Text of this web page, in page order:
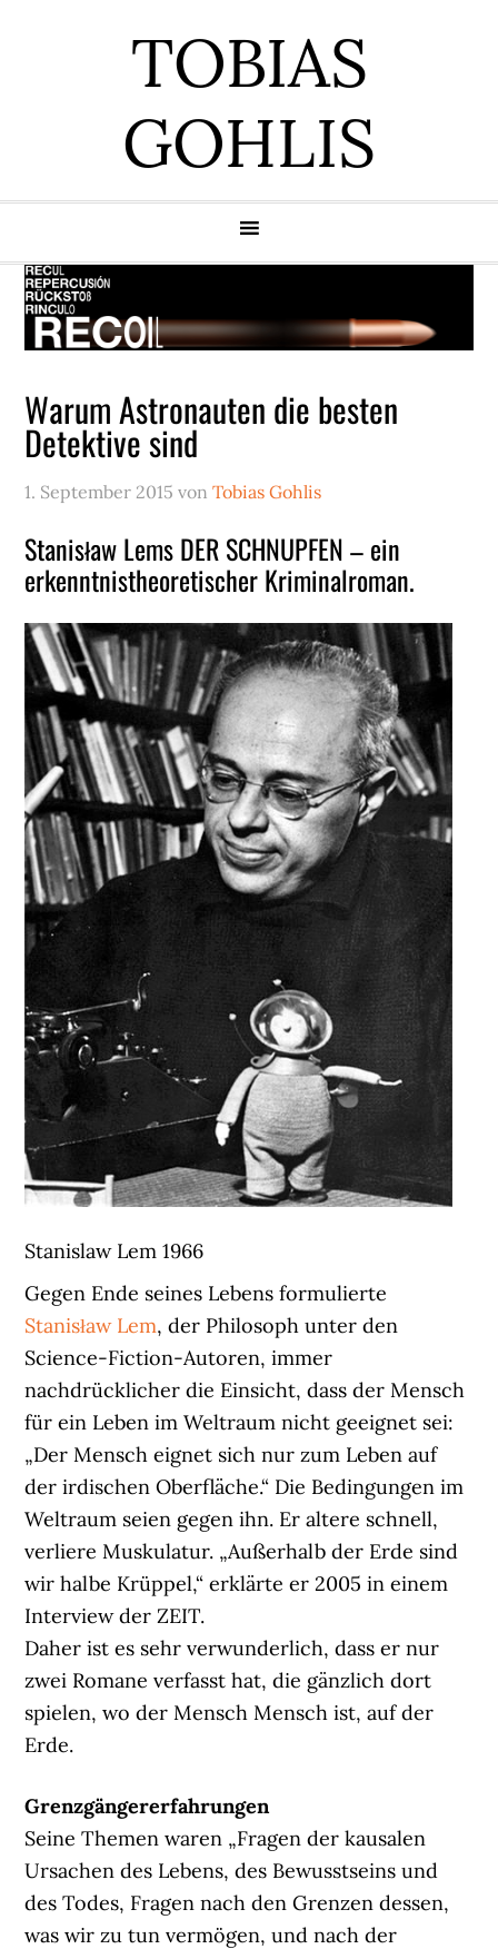
TOBIAS
GOHLIS
Warum Astronauten die besten
Detektive sind
1. September 2015 vonTobias Gohlis
Stanisław Lems DER SCHNUPFEN – ein
erkenntnistheoretischer Kriminalroman.
Stanislaw Lem 1966
Gegen Ende seines Lebens formulierte
Stanisław Lem, der Philosoph unter den
Science-Fiction-Autoren, immer
nachdrücklicher die Einsicht, dass der Mensch
für ein Leben im Weltraum nicht geeignet sei:
„Der Mensch eignet sich nur zum Leben auf
der irdischen Oberfläche.“ Die Bedingungen im
Weltraum seien gegen ihn. Er altere schnell,
verliere Muskulatur. „Außerhalb der Erde sind
wir halbe Krüppel,“ erklärte er 2005 in einem
Interview der ZEIT.
Daher ist es sehr verwunderlich, dass er nur
zwei Romane verfasst hat, die gänzlich dort
spielen, wo der Mensch Mensch ist, auf der
Erde.
Grenzgängererfahrungen
Seine Themen waren „Fragen der kausalen
Ursachen des Lebens, des Bewusstseins und
des Todes, Fragen nach den Grenzen dessen,
was wir zu tun vermögen, und nach der